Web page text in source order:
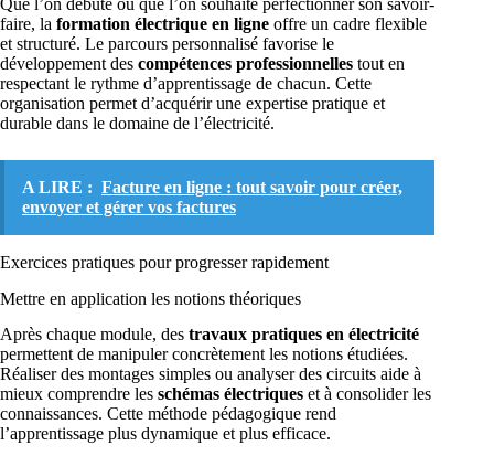
faire, la formation électrique en ligne offre un cadre flexible
et structuré. Le parcours personnalisé favorise le
développement des compétences professionnelles tout en
respectant le rythme d’apprentissage de chacun. Cette
organisation permet d’acquérir une expertise pratique et
durable dans le domaine de l’électricité.
A LIRE : Facture en ligne : tout savoir pour créer,
envoyer et gérer vos factures
Exercices pratiques pour progresser rapidement
Mettre en application les notions théoriques
Après chaque module, des travaux pratiques en électricité
permettent de manipuler concrètement les notions étudiées.
Réaliser des montages simples ou analyser des circuits aide à
mieux comprendre les schémas électriques et à consolider les
connaissances. Cette méthode pédagogique rend
l’apprentissage plus dynamique et plus efficace.